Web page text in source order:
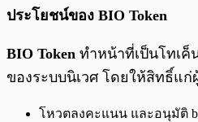
ประโยชน์ของ BIO Token
BIO Token ทำหน้าที่เป็นโทเ
ของระบบนิเวศ โดยให้สิทธิ์แก่
โหวตลงคะแนน และอนุมัติ